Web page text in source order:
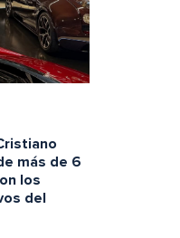
más de 6
los
del